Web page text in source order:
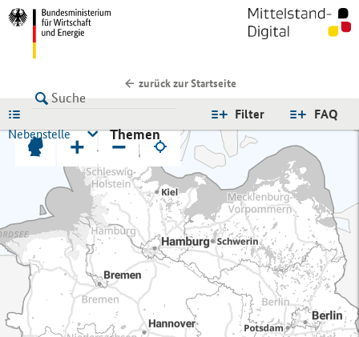
zurück zur Startseite
FAQ
Filter
Nebenstelle
Themen
+ −